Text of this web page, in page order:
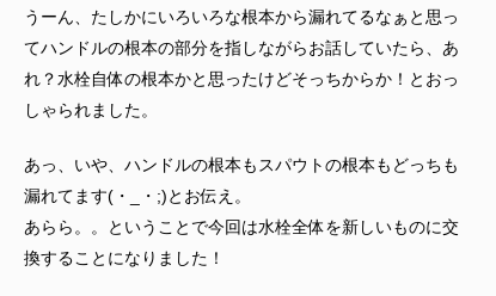
うーん、たしかにいろいろな根本から漏れてるなぁと思っ
てハンドルの根本の部分を指しながらお話していたら、あ
れ？水栓自体の根本かと思ったけどそっちからか！とおっ
しゃられました。
あっ、いや、ハンドルの根本もスパウトの根本もどっちも
漏れてます(・_・;)とお伝え。
あらら。。ということで今回は水栓全体を新しいものに交
換することになりました！